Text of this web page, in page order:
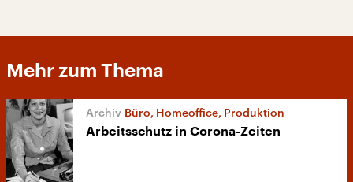
Mehr zum Thema
Büro, Homeoffice, Produktion
Arbeitsschutz in Corona-Zeiten